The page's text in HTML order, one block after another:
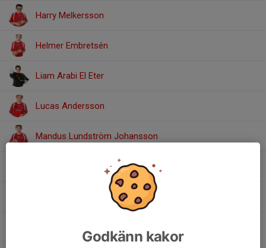
Harry Melkersson
Helmer Embretsén
Liam Arabi El Eter
Lucas Andersson
Mandus Lundström Johansson
Godkänn kakor